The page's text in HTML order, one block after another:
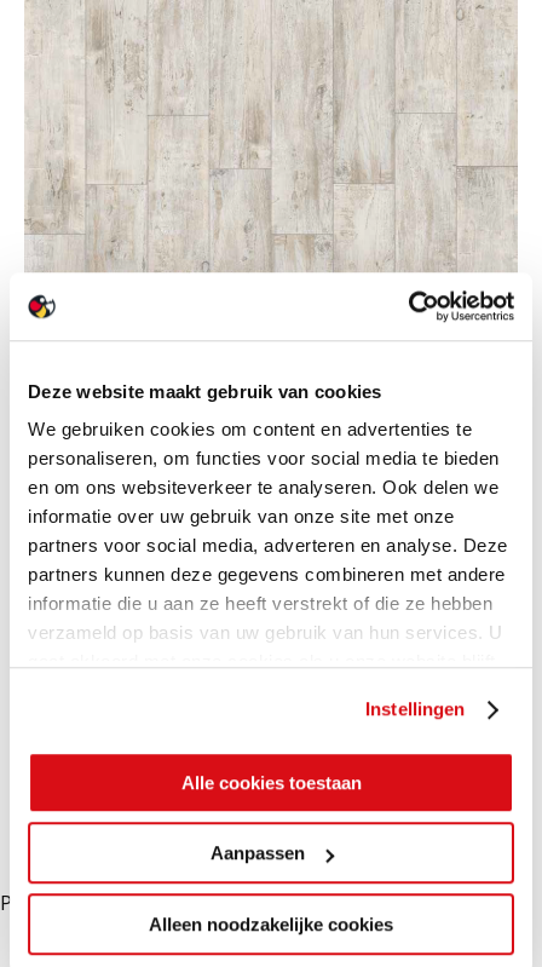
Deze website maakt gebruik van cookies
We gebruiken cookies om content en advertenties te
personaliseren, om functies voor social media te bieden
en om ons websiteverkeer te analyseren. Ook delen we
informatie over uw gebruik van onze site met onze
partners voor social media, adverteren en analyse. Deze
partners kunnen deze gegevens combineren met andere
informatie die u aan ze heeft verstrekt of die ze hebben
verzameld op basis van uw gebruik van hun services. U
Instellingen
Alle cookies toestaan
Aanpassen
Alleen noodzakelijke cookies
Please activate some Widgets.